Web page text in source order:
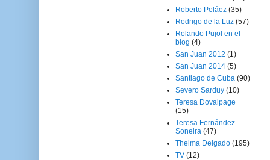
Roberto Peláez (35)
Rodrigo de la Luz (57)
Rolando Pujol en el
blog (4)
San Juan 2012 (1)
San Juan 2014 (5)
Santiago de Cuba (90)
Severo Sarduy (10)
Teresa Dovalpage
(15)
Teresa Fernández
Soneira (47)
Thelma Delgado (195)
TV (12)